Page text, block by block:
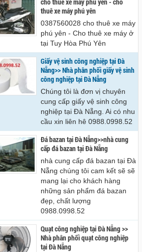
thuê xe máy phú yên
0387560028 cho thuê xe máy
phú yên - Cho thuê xe máy ở
tại Tuy Hòa Phú Yên
Giấy vệ sinh công nghiệp tại Đà
Nẵng>> Nhà phân phối giấy vệ sinh
công nghiệp tại Đà Nẵng
Chúng tôi là đơn vị chuyên
cung cấp giấy vệ sinh công
nghiệp tại Đà Nẵng. Ai có nhu
cầu xin liên hê 0988.0998.52
Đá bazan tại Đà Nẵng>>nhà cung
cấp đá bazan tại Đà Nẵng
nhà cung cấp đá bazan tại Đà
Nẵng chúng tôi cam kết sẽ sẽ
mang lại cho khách hàng
những sản phẩm đá bazan
đẹp, chất lượng
0988.0998.52
Quạt công nghiệp tại Đà Nẵng >>
Nhà phân phối quạt công nghiệp
tại Đà Nẵng